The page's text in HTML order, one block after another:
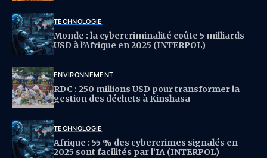
TECHNOLOGIE
Monde : la cybercriminalité coûte 5 milliards
USD à l’Afrique en 2025 (INTERPOL)
ENVIRONNEMENT
RDC : 250 millions USD pour transformer la
gestion des déchets à Kinshasa
TECHNOLOGIE
Afrique : 55 % des cybercrimes signalés en
2025 sont facilités par l’IA (INTERPOL)